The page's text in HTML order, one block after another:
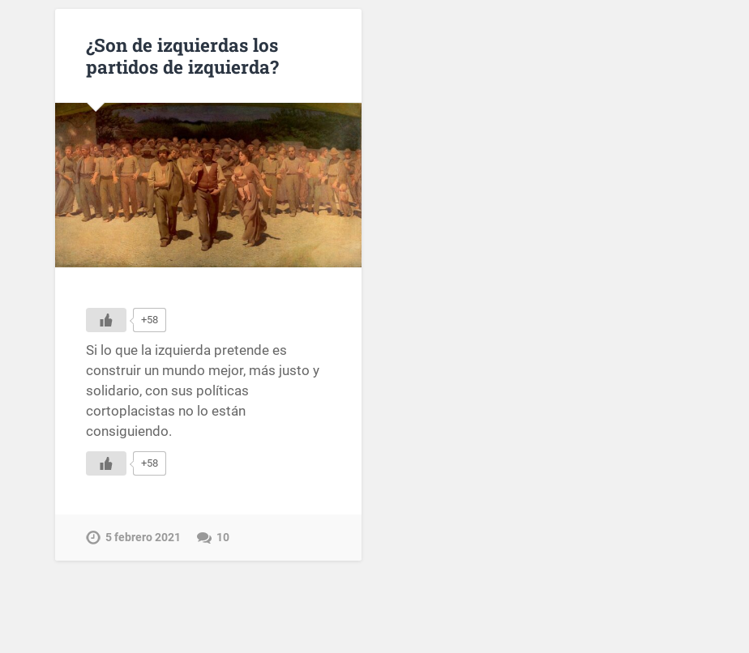
¿Son de izquierdas los
partidos de izquierda?
+58
Si lo que la izquierda pretende es
construir un mundo mejor, más justo y
solidario, con sus políticas
cortoplacistas no lo están
consiguiendo.
+58
5 febrero 2021 10